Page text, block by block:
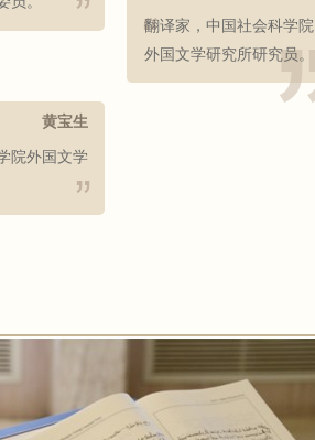
黄宝生
院外国文学
翻译家，中国社会科学院
外国文学研究所研究员。